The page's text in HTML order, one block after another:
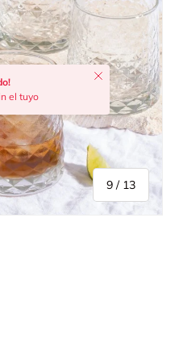
9 / de
13
el tuyo
Cerrar